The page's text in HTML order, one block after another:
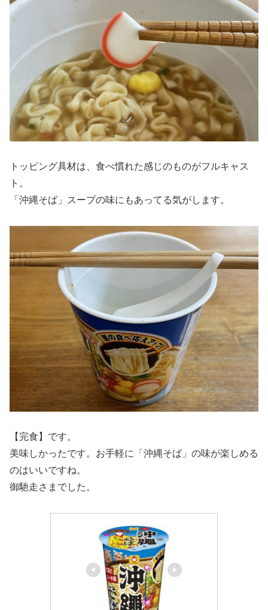
トッピング具材は、食べ慣れた感じのものがフルキャス
ト。
「沖縄そば」スープの味にもあってる気がします。
【完食】です。
美味しかったです。お手軽に「沖縄そば」の味が楽しめる
のはいいですね。
御馳走さまでした。